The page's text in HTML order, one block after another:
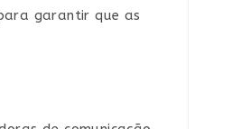
garantir que as